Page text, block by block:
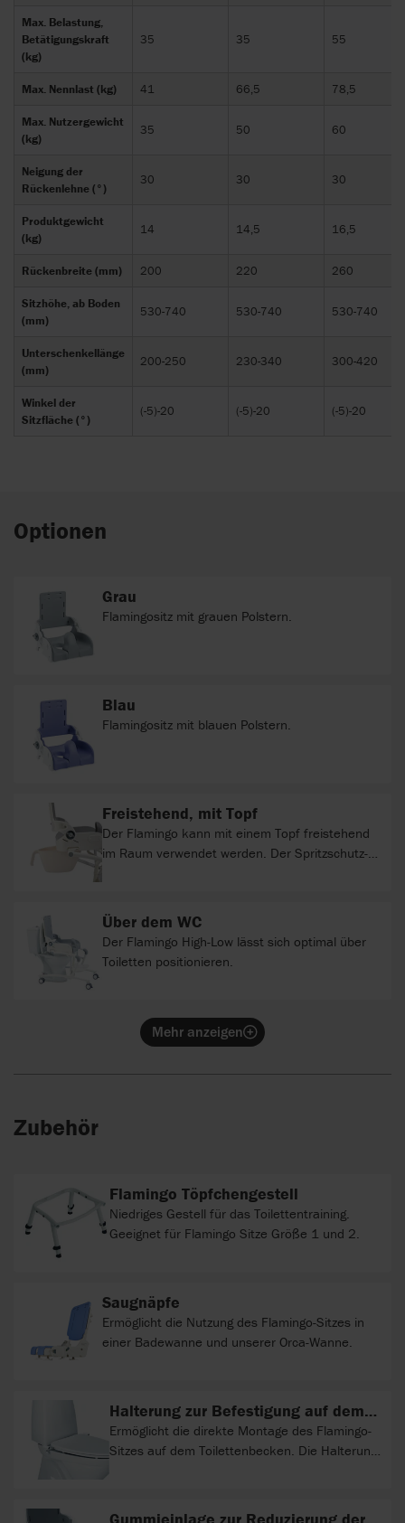
Max. Belastung,
Betätigungskraft
(kg)
35 35 55
Max. Nennlast (kg) 41 66,5 78,5
Max. Nutzergewicht
(kg)
35 50 60
Neigung der
Rückenlehne (°)
30 30 30
Produktgewicht
(kg)
14 14,5 16,5
Rückenbreite (mm) 200 220 260
Sitzhöhe, ab Boden
(mm)
530-740 530-740 530-740
Unterschenkellänge
(mm)
200-250 230-340 300-420
Winkel der
Sitzfläche (°)
(-5)-20 (-5)-20 (-5)-20
Optionen
Grau
Flamingositz mit grauen Polstern.
Blau
Flamingositz mit blauen Polstern.
Freistehend, mit Topf
Der Flamingo kann mit einem Topf freistehend
im Raum verwendet werden. Der Spritzschutz-
Über dem WC
Der Flamingo High-Low lässt sich optimal über
Toiletten positionieren.
Mehr anzeigen
Zubehör
Flamingo Töpfchengestell
Niedriges Gestell für das Toilettentraining.
Geeignet für Flamingo Sitze Größe 1 und 2.
Saugnäpfe
Ermöglicht die Nutzung des Flamingo-Sitzes in
einer Badewanne und unserer Orca-Wanne.
Halterung zur Befestigung auf dem
WC
Ermöglicht die direkte Montage des Flamingo-
Sitzes auf dem Toilettenbecken. Die Halterung
Gummieinlage zur Reduzierung der